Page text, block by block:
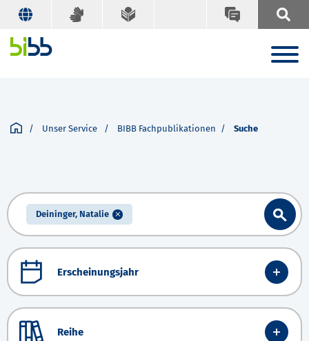
Unser Service BIBB Fachpublikationen Suche
Deininger, Natalie
Erscheinungsjahr
Reihe